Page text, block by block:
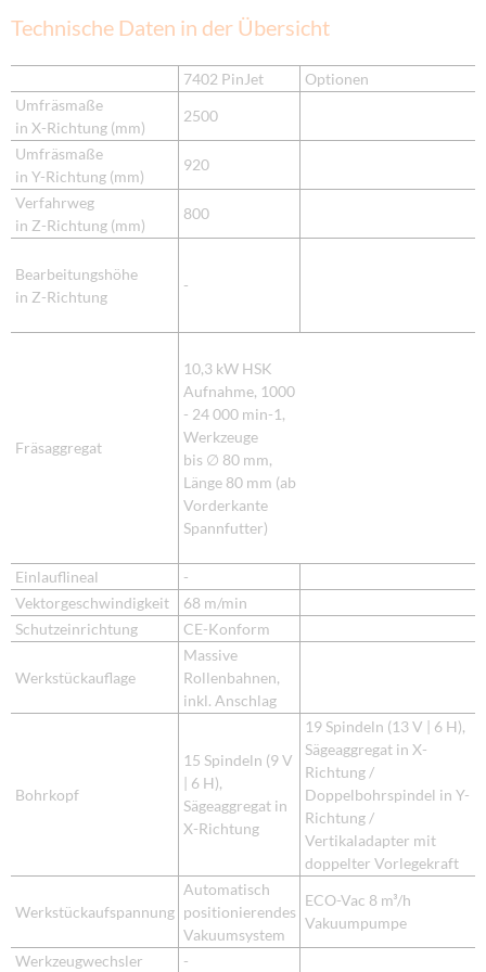
Technische Daten in der Übersicht
7402 PinJet
Optionen
Umfräsmaße
in X-Richtung (mm)
2500
Umfräsmaße
in Y-Richtung (mm)
920
Verfahrweg
in Z-Richtung (mm)
800
Bearbeitungshöhe
in Z-Richtung
-
Fräsaggregat
10,3 kW HSK
Aufnahme, 1000
- 24 000 min-1,
Werkzeuge
bis ∅ 80 mm,
Länge 80 mm (ab
Vorderkante
Spannfutter)
Einlauflineal
-
Vektorgeschwindigkeit
68 m/min
Schutzeinrichtung
CE-Konform
Werkstückauflage
Massive
Rollenbahnen,
inkl. Anschlag
Bohrkopf
15 Spindeln (9 V
| 6 H),
Sägeaggregat in
X-Richtung
19 Spindeln (13 V | 6 H),
Sägeaggregat in X-
Richtung /
Doppelbohrspindel in Y-
Richtung /
Vertikaladapter mit
doppelter Vorlegekraft
Werkstückaufspannung
Automatisch
positionierendes
Vakuumsystem
ECO-Vac 8 m³/h
Vakuumpumpe
Werkzeugwechsler -